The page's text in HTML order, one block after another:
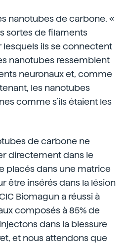
nanotubes de carbone. «
sortes de filaments
lesquels ils se connectent
nanotubes ressemblent
neuronaux et, comme
les nanotubes
comme s’ils étaient les
de carbone ne
directement dans le
placés dans une matrice
être insérés dans la lésion
Biomagun a réussi à
composés à 85% de
dans la blessure
et nous attendons que